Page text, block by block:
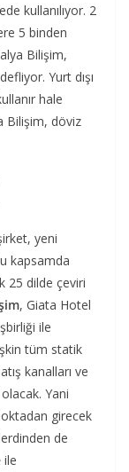
kullanılıyor. 2
5 binden
Bilişim,
Yurt dışı
hale
Bilişim, döviz
yeni
kapsamda
25 dilde çeviri
, Giata Hotel
ile
tüm statik
kanalları ve
Yani
girecek
de
ile